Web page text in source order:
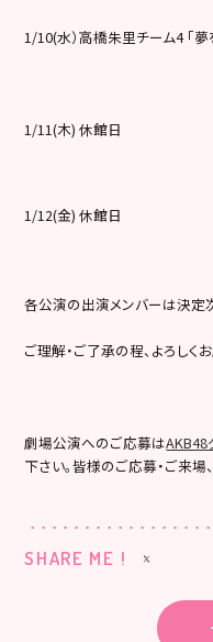
1/10(水）高橋朱里チーム4 「
1/11(木) 休館日
1/12(金) 休館日
各公演の出演メンバーは決定
ご理解・ご了承の程、よろしく
劇場公演へのご応募はAKB48
下さい。皆様のご応募・ご来場
SHARE ME !